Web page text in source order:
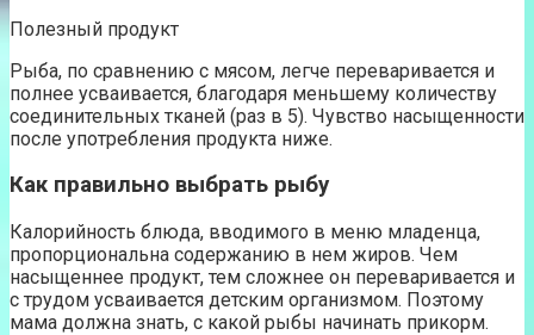
Полезный продукт
Рыба, по сравнению с мясом, легче переваривается и
полнее усваивается, благодаря меньшему количеству
соединительных тканей (раз в 5). Чувство насыщенности
после употребления продукта ниже.
Как правильно выбрать рыбу
Калорийность блюда, вводимого в меню младенца,
пропорциональна содержанию в нем жиров. Чем
насыщеннее продукт, тем сложнее он переваривается и
с трудом усваивается детским организмом. Поэтому
мама должна знать, с какой рыбы начинать прикорм.